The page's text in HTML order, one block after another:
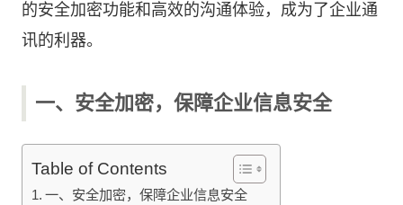
的安全加密功能和高效的沟通体验，成为了企业通
讯的利器。
一、安全加密，保障企业信息安全
Table of Contents
一、安全加密，保障企业信息安全